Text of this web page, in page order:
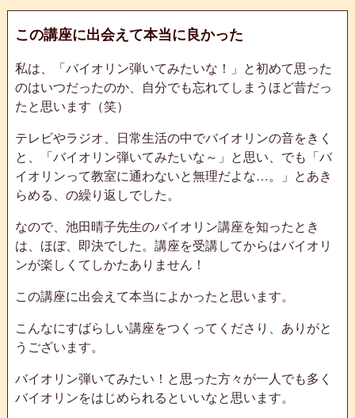
この講座に出会えて本当に良かった
私は、「バイオリン弾いてみたいな！」と初めて思った
のはいつだったのか、自分でも忘れてしまうほど昔だっ
たと思います（笑）
テレビやラジオ、日常生活の中でバイオリンの音をきく
と、「バイオリン弾いてみたいな～」と思い、でも「バ
イオリンって教室に通わないと無理だよな…。」とあき
らめる、の繰り返しでした。
なので、池田晴子先生のバイオリン講座を知ったとき
は、ほぼ、即決でした。講座を受講してからはバイオリ
ンが楽しくてしかたありません！
この講座に出会えて本当によかったと思います。
こんなにすばらしい講座をつくってくださり、ありがと
うございます。
バイオリン弾いてみたい！と思った方々が一人でも多く
バイオリンをはじめられるといいなと思います。